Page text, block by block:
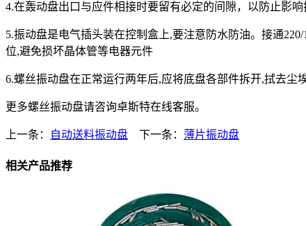
4.在轰动盘出口与应件相接时要留有必定的间隙，以防止影响
5.振动盘是电气插头装在控制盒上,要注意防水防油。接通
位,避免损坏晶体管等电器元件
6.螺丝振动盘在正常运行两年后,应将底盘各部件拆开,拭去尘
更多螺丝振动盘请咨询卓斯特在线客服。
上一条： 自动送料振动盘 下一条： 薄片振动盘
相关产品推荐